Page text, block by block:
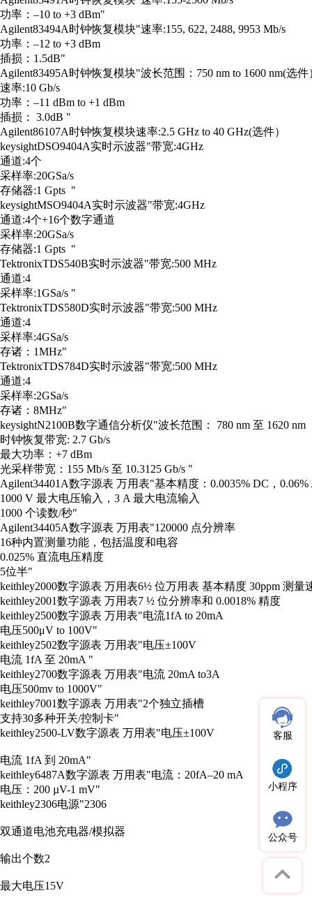
功率：–10 to +3 dBm"
Agilent83494A时钟恢复模块"速率:155, 622, 2488, 9953 Mb/s
功率：–12 to +3 dBm
插损：1.5dB"
Agilent83495A时钟恢复模块"波长范围：750 nm to 1600 nm(选件
速率:10 Gb/s
功率：–11 dBm to +1 dBm
插损： 3.0dB "
Agilent86107A时钟恢复模块速率:2.5 GHz to 40 GHz(选件）
keysightDSO9404A实时示波器"带宽:4GHz
通道:4个
采样率:20GSa/s
存储器:1 Gpts "
keysightMSO9404A实时示波器"带宽:4GHz
通道:4个+16个数字通道
采样率:20GSa/s
存储器:1 Gpts "
TektronixTDS540B实时示波器"带宽:500 MHz
通道:4
采样率:1GSa/s "
TektronixTDS580D实时示波器"带宽:500 MHz
通道:4
采样率:4GSa/s
存诸：1MHz"
TektronixTDS784D实时示波器"带宽:500 MHz
通道:4
采样率:2GSa/s
存诸：8MHz"
keysightN2100B数字通信分析仪"波长范围： 780 nm 至 1620 nm
时钟恢复带宽: 2.7 Gb/s
最大功率：+7 dBm
光采样带宽：155 Mb/s 至 10.3125 Gb/s "
Agilent34401A数字源表 万用表"基本精度：0.0035% DC，0.06%
1000 V 最大电压输入，3 A 最大电流输入
1000 个读数/秒"
Agilent34405A数字源表 万用表"120000 点分辨率
16种内置测量功能，包括温度和电容
0.025% 直流电压精度
5位半"
keithley2000数字源表 万用表6½ 位万用表 基本精度 30ppm 测量
keithley2001数字源表 万用表7 ½ 位分辨率和 0.0018% 精度
keithley2500数字源表 万用表"电流1fA to 20mA
电压500μV to 100V"
keithley2502数字源表 万用表"电压±100V
电流 1fA 至 20mA "
keithley2700数字源表 万用表"电流 20mA to3A
电压500mv to 1000V"
keithley7001数字源表 万用表"2个独立插槽
支持30多种开关/控制卡"
keithley2500-LV数字源表 万用表"电压±100V
电流 1fA 到 20mA"
keithley6487A数字源表 万用表"电流：20fA–20 mA
电压：200 µV-1 mV"
keithley2306电源"2306
双通道电池充电器/模拟器
输出个数2
最大电压15V
客服
小程序
公众号